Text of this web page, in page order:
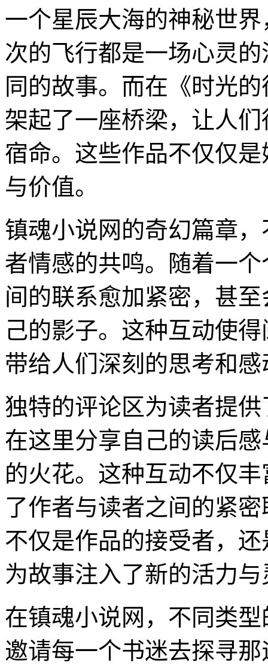
一个星辰大海的神秘世
次的飞行都是一场心灵
同的故事。而在《时光
架起了一座桥梁，让人
宿命。这些作品不仅仅
与价值。
镇魂小说网的奇幻篇章
者情感的共鸣。随着一
间的联系愈加紧密，甚
己的影子。这种互动使
带给人们深刻的思考和感
独特的评论区为读者提
在这里分享自己的读后
的火花。这种互动不仅
了作者与读者之间的紧
不仅是作品的接受者，
为故事注入了新的活力
在镇魂小说网，不同类
邀请每一个书迷去探寻